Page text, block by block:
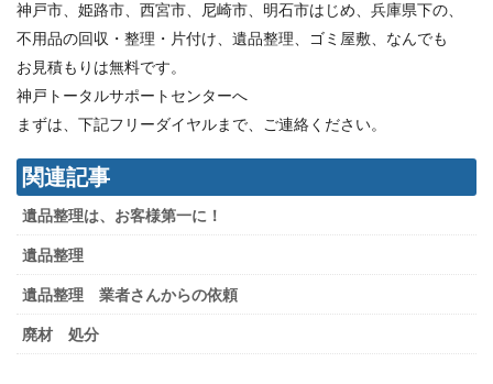
神戸市、姫路市、西宮市、尼崎市、明石市はじめ、兵庫県下の、
不用品の回収・整理・片付け、遺品整理、ゴミ屋敷、なんでも
お見積もりは無料です。
神戸トータルサポートセンターへ
まずは、下記フリーダイヤルまで、ご連絡ください。
関連記事
遺品整理は、お客様第一に！
遺品整理
遺品整理 業者さんからの依頼
廃材 処分